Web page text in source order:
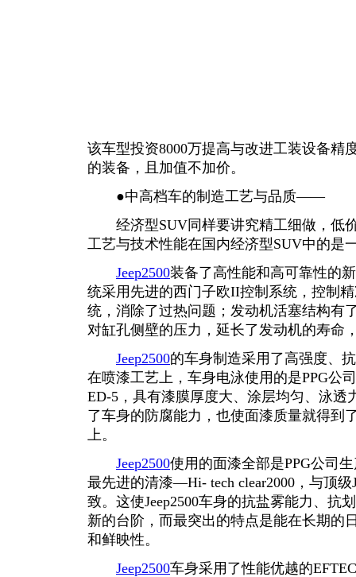
该车型投资8000万提高与改进工装设备精
的装备，且加值不加价。
●中高档车的制造工艺与品质——
经济型SUV同样要讲究精工细做，低
工艺与技术性能在国内经济型SUV中的是
Jeep2500装备了高性能和高可靠性的
统采用先进的西门子欧II控制系统，控制
统，消除了过热问题；发动机活塞结构有
对缸孔侧壁的压力，延长了发动机的寿命
Jeep2500的车身制造采用了高强度、
在喷漆工艺上，车身电泳使用的是PPG公
ED-5，具有漆膜厚度大、涂层均匀、泳透
了车身的防腐能力，也使面漆质量就得到
上。
Jeep2500使用的面漆全部是PPG公司
最先进的清漆—Hi- tech clear2000，与顶
致。这使Jeep2500车身的抗盐雾能力、抗
新的台阶，而最突出的特点是能在长期的
和鲜映性。
Jeep2500车身采用了性能优越的